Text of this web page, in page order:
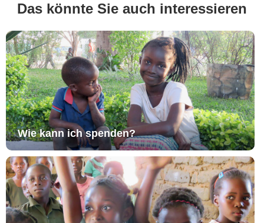
Das könnte Sie auch interessieren
Wie kann ich spenden?